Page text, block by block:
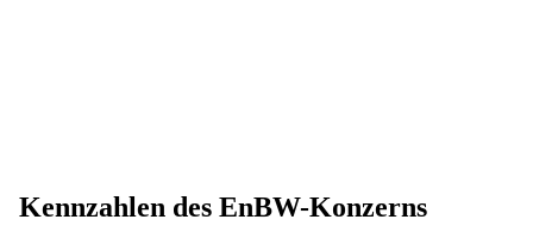
Kennzahlen des EnBW-Konzerns